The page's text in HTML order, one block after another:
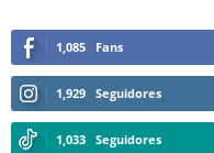
1,085 Fans
1,929 Seguidores
1,033 Seguidores